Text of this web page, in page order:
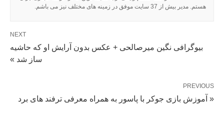
هستم. مدیر بیش از 37 سایت موفق در زمینه های مختلف نیز می باشم.
NEXT
بیوگرافی نگین میرصالحی + عکس بدون آرایش او که حاشیه
ساز شد »
PREVIOUS
« آموزش بازی جوکر با پاسور به همراه معرفی ترفند های برد